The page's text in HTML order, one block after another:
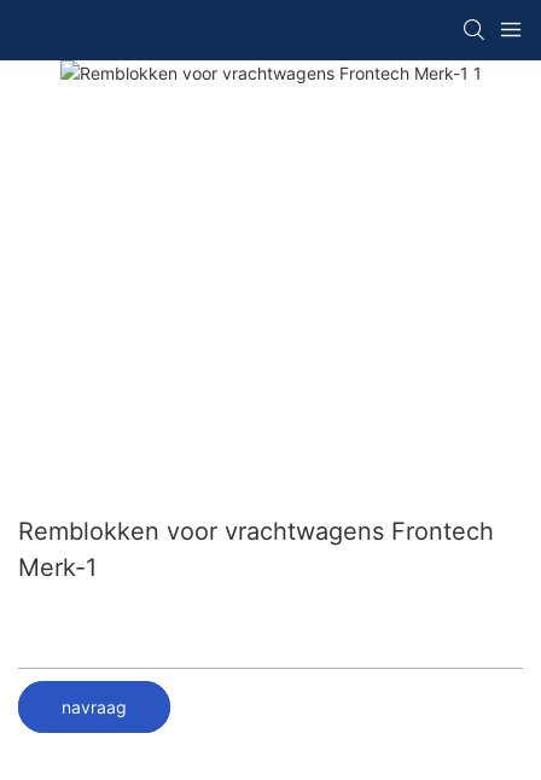
Remblokken voor vrachtwagens Frontech
Merk-1
navraag